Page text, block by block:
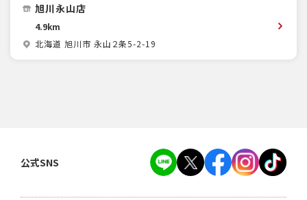
旭川永山店
4.9km
北海道 旭川市 永山２条5-2-19
公式SNS